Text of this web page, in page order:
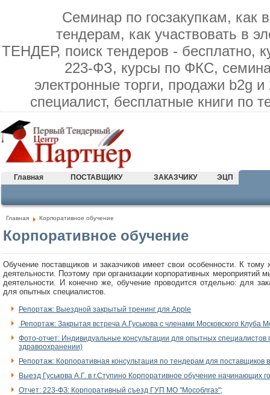
Семинар по госзакупкам, как
тендерам, как участвовать в
ТЕНДЕР, поиск тендеров - бесплатно,
223-ФЗ, курсы по ФКС,
электронные торги, продажи b2g
специалист, бесплатные книги
Главная ПОСТАВЩИКУ ЗАКАЗЧИКУ ЭЦП
Главная Корпоративное обучение
Корпоративное обучение
Обучение поставщиков и заказчиков имеет свои особенности. К
деятельности. Поэтому при организации корпоративных
деятельности. И конечно же, обучение проводится отдельно: для
для опытных специалистов.
Репортаж: Выездной закрытый тренинг для Apple
Репортаж: Закрытая встреча А.Гуськова с членами Московского
Фото-отчет: Индивидуальные консультации для опытных специалистов
здравоохранении)
Репортаж: Корпоративная консультация по тендерам для поставщиков
Выезд Гуськова А.Г. в г.Ступино Корпоративное обучение начинающих
Отчет: 223-ФЗ: Корпоративный съезд ГУП МО "Мособлгаз";